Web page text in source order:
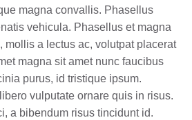
magna convallis. Phasellus
vehicula. Phasellus et magna
mollis a lectus ac, volutpat placerat
magna sit amet nunc faucibus
purus, id tristique ipsum.
vulputate ornare quis in risus.
a bibendum risus tincidunt id.